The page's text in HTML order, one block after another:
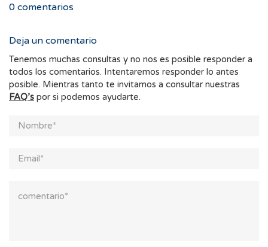
0 comentarios
Deja un comentario
Tenemos muchas consultas y no nos es posible responder a
todos los comentarios. Intentaremos responder lo antes
posible. Mientras tanto te invitamos a consultar nuestras
FAQ’s por si podemos ayudarte.